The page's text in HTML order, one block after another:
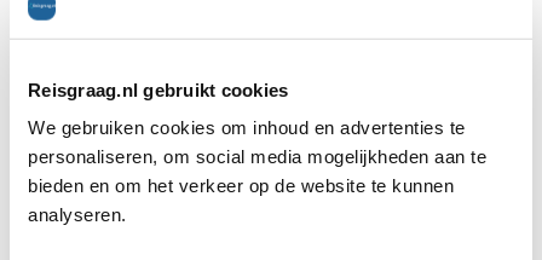
Reisgraag.nl gebruikt cookies
We gebruiken cookies om inhoud en advertenties te
personaliseren, om social media mogelijkheden aan te
bieden en om het verkeer op de website te kunnen
analyseren.
9,8 in 569 klantenreviews
Veel kennis & ervaring
Reisvoorstel aanvragen